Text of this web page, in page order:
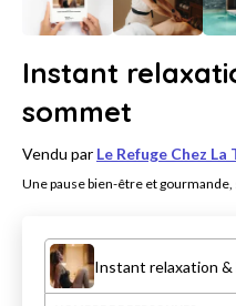
Instant
sommet
Vendu par Le Refuge Chez
Une pause bien-être et
Instant relaxation &